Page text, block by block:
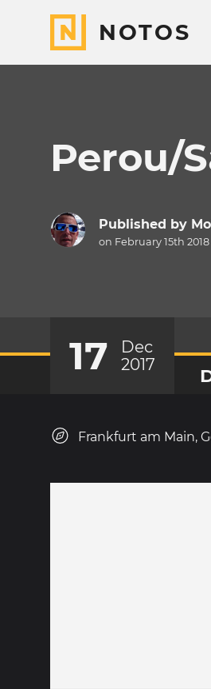
NOTOS
Perou/
Published by
on February 15th 2018
17
Dec
2017
Frankfurt am Main,